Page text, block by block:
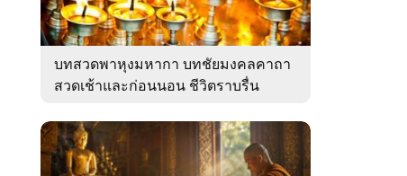
บทสวดพาหุงมหากา บทชัยมงคลคาถา
สวดเช้าและก่อนนอน ชีวิตราบรื่น